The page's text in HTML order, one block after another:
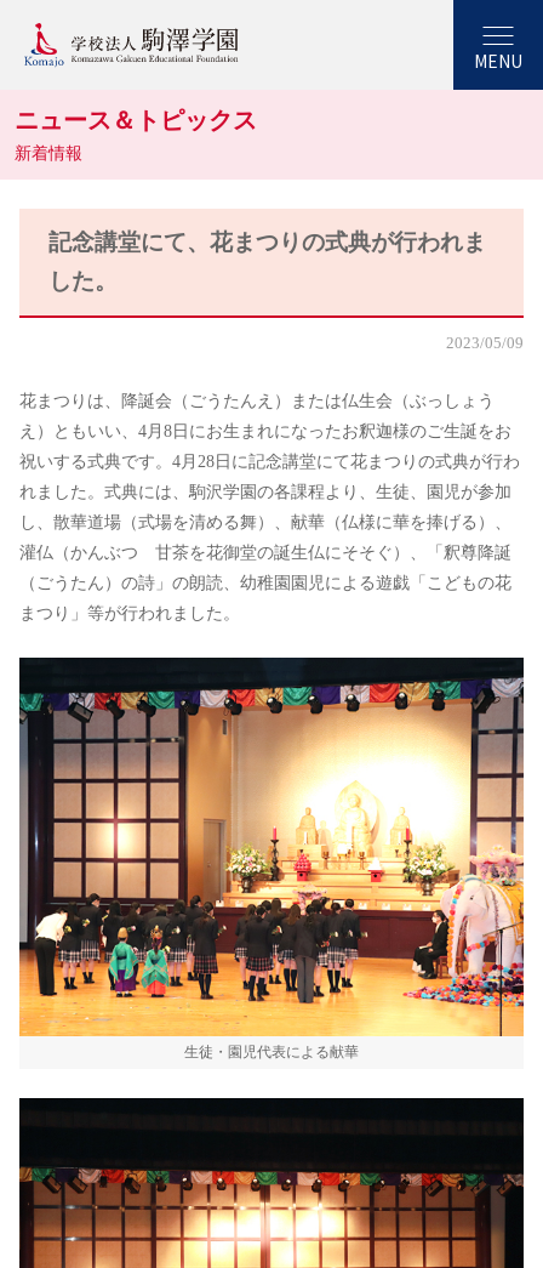
MENU
ニュース＆トピックス
新着情報
記念講堂にて、花まつりの式典が行われま
した。
2023/05/09
花まつりは、降誕会（ごうたんえ）または仏生会（ぶっしょう
え）ともいい、4月8日にお生まれになったお釈迦様のご生誕をお
祝いする式典です。4月28日に記念講堂にて花まつりの式典が行わ
れました。式典には、駒沢学園の各課程より、生徒、園児が参加
し、散華道場（式場を清める舞）、献華（仏様に華を捧げる）、
灌仏（かんぶつ 甘茶を花御堂の誕生仏にそそぐ）、「釈尊降誕
（ごうたん）の詩」の朗読、幼稚園園児による遊戯「こどもの花
まつり」等が行われました。
生徒・園児代表による献華